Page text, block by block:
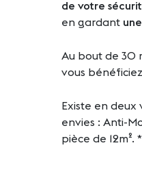
de votre
en gardant
Au bout de 30
vous
Existe en
envies : Anti-
pièce de